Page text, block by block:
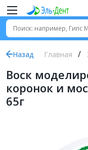
Назад Главная
Воск
коронок и
65г